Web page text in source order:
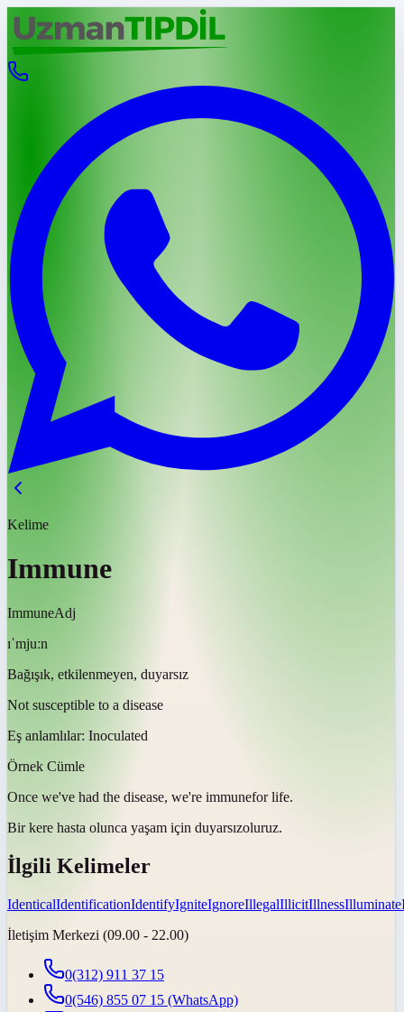
Kelime
Immune
ImmuneAdj
ɪˈmjuːn
Bağışık, etkilenmeyen, duyarsız
Not susceptible to a disease
Eş anlamlılar: Inoculated
Örnek Cümle
Once we've had the disease, we're immunefor life.
Bir kere hasta olunca yaşam için duyarsızoluruz.
İlgili Kelimeler
IdenticalIdentificationIdentifyIgniteIgnoreIllegalIllicitIllnessIlluminate
İletişim Merkezi (09.00 - 22.00)
0(312) 911 37 15
0(546) 855 07 15 (WhatsApp)